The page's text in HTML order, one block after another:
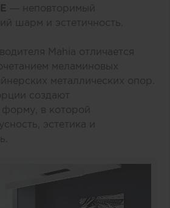
— неповторимый
шарм и эстетичность.
Mahia отличается
меламиновых
металлических опор.
создают
в которой
эстетика и